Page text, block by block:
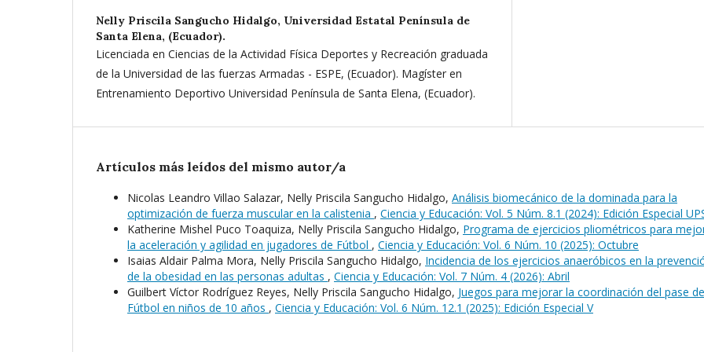
Nelly Priscila Sangucho Hidalgo, Universidad Estatal Península de
Santa Elena, (Ecuador).
Licenciada en Ciencias de la Actividad Física Deportes y Recreación graduada
de la Universidad de las fuerzas Armadas - ESPE, (Ecuador). Magíster en
Entrenamiento Deportivo Universidad Península de Santa Elena, (Ecuador).
Artículos más leídos del mismo autor/a
Nicolas Leandro Villao Salazar, Nelly Priscila Sangucho Hidalgo, Análisis biomecánico de la dominada para la
optimización de fuerza muscular en la calistenia , Ciencia y Educación: Vol. 5 Núm. 8.1 (2024): Edición Especial
Katherine Mishel Puco Toaquiza, Nelly Priscila Sangucho Hidalgo, Programa de ejercicios pliométricos para
la aceleración y agilidad en jugadores de Fútbol , Ciencia y Educación: Vol. 6 Núm. 10 (2025): Octubre
Isaias Aldair Palma Mora, Nelly Priscila Sangucho Hidalgo, Incidencia de los ejercicios anaeróbicos en la
de la obesidad en las personas adultas , Ciencia y Educación: Vol. 7 Núm. 4 (2026): Abril
Guilbert Víctor Rodríguez Reyes, Nelly Priscila Sangucho Hidalgo, Juegos para mejorar la coordinación del pase
Fútbol en niños de 10 años , Ciencia y Educación: Vol. 6 Núm. 12.1 (2025): Edición Especial V